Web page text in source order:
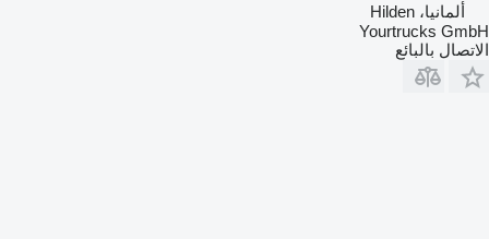
ألمانيا، Hilden
Yourtrucks GmbH
الاتصال بالبائع